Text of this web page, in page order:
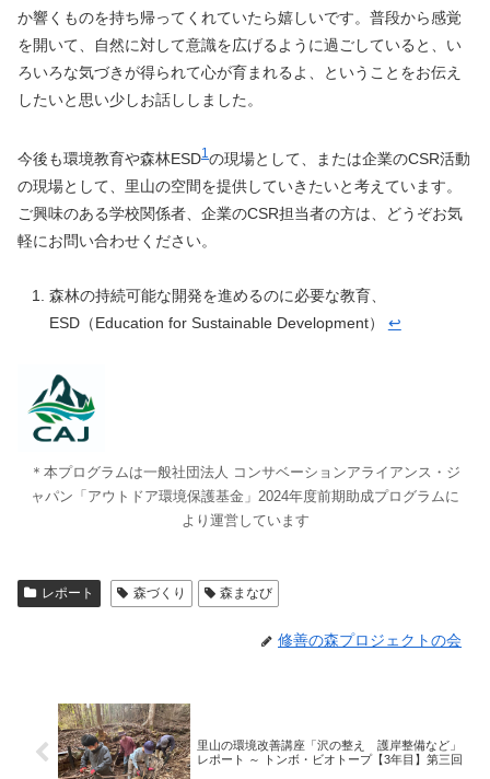
か響くものを持ち帰ってくれていたら嬉しいです。普段から感覚
を開いて、自然に対して意識を広げるように過ごしていると、い
ろいろな気づきが得られて心が育まれるよ、ということをお伝え
したいと思い少しお話ししました。
今後も環境教育や森林ESD1 の現場として、または企業のCSR活動
の現場として、里山の空間を提供していきたいと考えています。
ご興味のある学校関係者、企業のCSR担当者の方は、どうぞお気
軽にお問い合わせください。
森林の持続可能な開発を進めるのに必要な教育、
ESD（Education for Sustainable Development） ↩︎
＊本プログラムは一般社団法人 コンサベーションアライアンス・ジ
ャパン「アウトドア環境保護基金」2024年度前期助成プログラムに
より運営しています
レポート 森づくり 森まなび
修善の森プロジェクトの会
里山の環境改善講座「沢の整え 護岸整備など」
レポート ～ トンボ・ビオトープ【3年目】第三回